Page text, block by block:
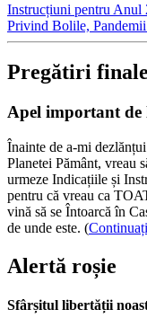
Instrucțiuni pentru Anul
Privind Bolile,
Pregătiri finale
Apel important de
Înainte de a-mi
Planetei Pământ,
urmeze Indicațiile și
pentru că vreau ca
vină să se Întoarcă în
de unde este. (
Alertă roșie
Sfârșitul libertății